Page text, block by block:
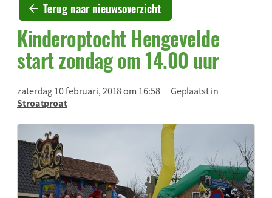
Terug naar nieuwsoverzicht
Kinderoptocht Hengevelde
start zondag om 14.00 uur
zaterdag 10 februari, 2018 om 16:58
Geplaatst in
Stroatproat